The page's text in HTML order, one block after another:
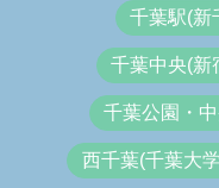
千葉駅(新
千葉中央(新
千葉公園・
西千葉(千葉大